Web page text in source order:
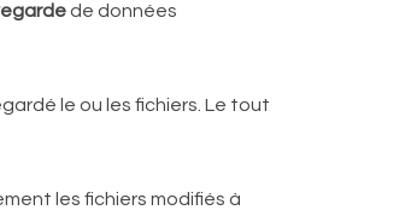
de données
le ou les fichiers. Le tout
les fichiers modifiés à